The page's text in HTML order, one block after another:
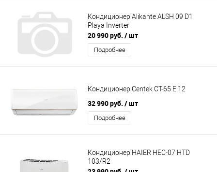
Кондиционер Alikante ALSH 09 D1
Playa Inverter
20 990 руб. / шт
Подробнее
Кондиционер Centek CT-65 E 12
32 990 руб. / шт
Подробнее
Кондиционер HAIER HEC-07 HTD
103/R2